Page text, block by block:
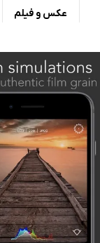
عکس و فیلم